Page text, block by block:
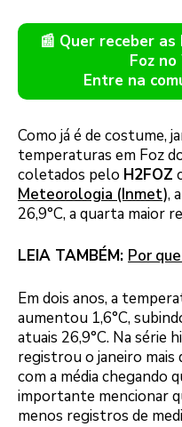
📰 Quer receber as
Foz
Entre na
Como já é de costume,
temperaturas em Foz
coletados pelo H2FOZ
Meteorologia (Inmet),
26,9°C, a quarta maior
LEIA TAMBÉM: Por
Em dois anos, a
aumentou 1,6°C,
atuais 26,9°C. Na série
registrou o janeiro mais
com a média chegando
importante mencionar
menos registros de